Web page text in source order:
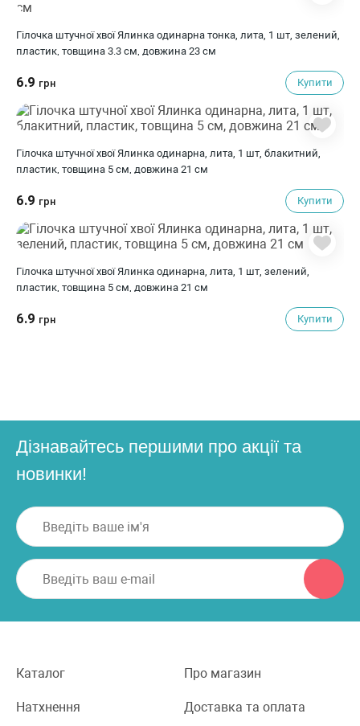
Гілочка штучної хвої Ялинка одинарна тонка, лита, 1 шт, зелений,
пластик, товщина 3.3 см, довжина 23 см
6.9 грн Купити
Гілочка штучної хвої Ялинка одинарна, лита, 1 шт, блакитний,
пластик, товщина 5 см, довжина 21 см
6.9 грн Купити
Гілочка штучної хвої Ялинка одинарна, лита, 1 шт, зелений,
пластик, товщина 5 см, довжина 21 см
6.9 грн Купити
Дізнавайтесь першими про акції та
новинки!
Каталог Про магазин
Натхнення Доставка та оплата